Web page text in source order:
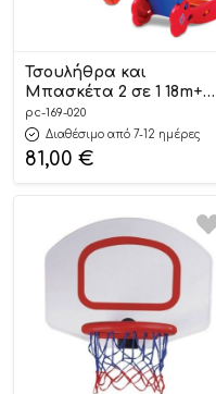
Τσουλήθρα και
Μπασκέτα 2 σε 1 18m+
169.020 – Grow’n Up
pc-169-020
Διαθέσιμο από 7-12 ημέρες
81,00 €